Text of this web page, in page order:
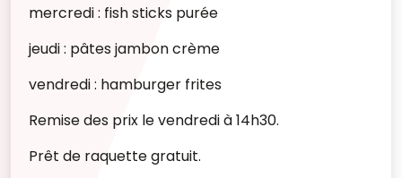
mercredi : fish sticks purée
jeudi : pâtes jambon crème
vendredi : hamburger frites
Remise des prix le vendredi à 14h30.
Prêt de raquette gratuit.